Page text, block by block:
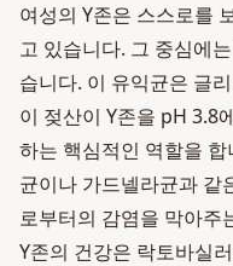
여성의 Y존은 스스로를
고 있습니다. 그 중심에
습니다. 이 유익균은 글
이 젖산이 Y존을 pH 3.8
하는 핵심적인 역할을
균이나 가드넬라균과 같
로부터의 감염을 막아주
Y존의 건강은 락토바실